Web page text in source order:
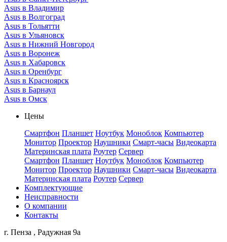
Asus в Владимир
Asus в Волгоград
Asus в Тольятти
Asus в Ульяновск
Asus в Нижний Новгород
Asus в Воронеж
Asus в Хабаровск
Asus в Оренбург
Asus в Красноярск
Asus в Барнаул
Asus в Омск
Цены
Смартфон Планшет Ноутбук Моноблок Компьютер
Монитор Проектор Наушники Смарт-часы Видеокарта
Материнская плата Роутер Сервер
Смартфон Планшет Ноутбук Моноблок Компьютер
Монитор Проектор Наушники Смарт-часы Видеокарта
Материнская плата Роутер Сервер
Комплектующие
Неисправности
О компании
Контакты
г. Пенза , Радужная 9а